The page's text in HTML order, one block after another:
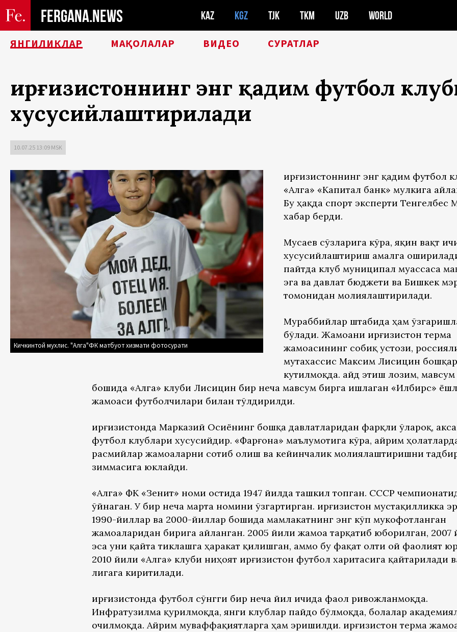
FERGANA.NEWS KAZ KGZ TJK TKM UZB WORLD
ЯНГИЛИКЛАР МАҚОЛАЛАР ВИДЕО СУРАТЛАР
Қирғизистоннинг энг қадим футбол
хусусийлаштирилади
10.07.25 13:09 MSK
Кичкинтой мухлис. "Алга"ФК матбуот хизмати фотосурати
Қирғизистоннинг энг қадим футбол
«Алга» «Капитал банк» мулкига
Бу ҳақда спорт эксперти Тенгелбес
хабар берди.
Мусаев сўзларига кўра, яқин вақт
хусусийлаштириш амалга
пайтда клуб муниципал муассаса
эга ва давлат бюджети ва Бишкек
томонидан молиялаштирилади.
Мураббийлар штабида ҳам
бўлади. Жамоани Қирғизистон терма
жамоасининг собиқ устози,
мутахассис Максим Лисицин
кутилмоқда. Қайд этиш лозим, мавсум
бошида «Алга» клуби Лисицин бир неча мавсум бирга ишлаган «Илбирс»
жамоаси футболчилари билан тўлдирилди.
Қирғизистонда Марказий Осиёнинг бошқа давлатларидан фарқли ўлароқ,
футбол клублари хусусийдир. «Фарғона» маълумотига кўра, айрим
расмийлар жамоаларни сотиб олиш ва кейинчалик молиялаштиришни
зиммасига юклайди.
«Алга» ФК «Зенит» номи остида 1947 йилда ташкил топган. СССР
ўйнаган. У бир неча марта номини ўзгартирган. Қирғизистон мустақилликка
1990-йиллар ва 2000-йиллар бошида мамлакатнинг энг кўп мукофотланган
жамоаларидан бирига айланган. 2005 йили жамоа тарқатиб юборилган, 2007
эса уни қайта тиклашга ҳаракат қилишган, аммо бу фақат олти ой фаолият
2010 йили «Алга» клуби ниҳоят Қирғизистон футбол харитасига қайтарилади
лигага киритилади.
Қирғизистонда футбол сўнгги бир неча йил ичида фаол ривожланмоқда.
Инфратузилма қурилмоқда, янги клублар пайдо бўлмоқда, болалар
очилмоқда. Айрим муваффақиятларга ҳам эришилди. Қирғизистон терма